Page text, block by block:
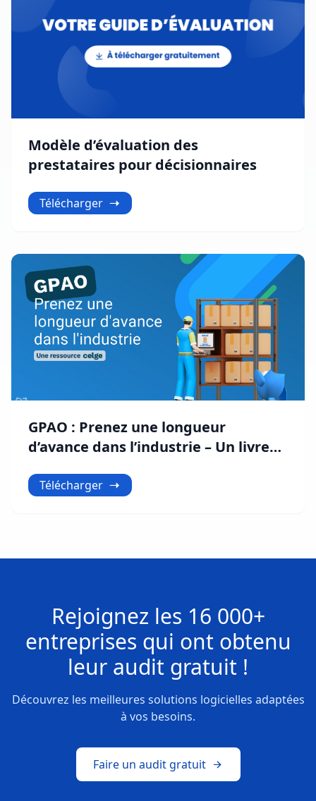
Modèle d’évaluation des
prestataires pour décisionnaires
Télécharger
GPAO : Prenez une longueur
d’avance dans l’industrie – Un livre
Télécharger
Rejoignez les 16 000+
entreprises qui ont obtenu
leur audit gratuit !
Découvrez les meilleures solutions logicielles adaptées
à vos besoins.
Faire un audit gratuit